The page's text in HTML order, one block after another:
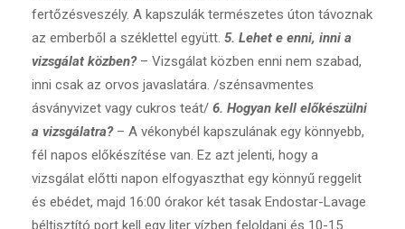
fertőzésveszély. A kapszulák természetes úton távoznak
az emberből a széklettel együtt. 5. Lehet e enni, inni a
vizsgálat közben?– Vizsgálat közben enni nem szabad,
inni csak az orvos javaslatára. /szénsavmentes
ásványvizet vagy cukros teát/ 6. Hogyan kell előkészülni
a vizsgálatra?– A vékonybél kapszulának egy könnyebb,
fél napos előkészítése van. Ez azt jelenti, hogy a
vizsgálat előtti napon elfogyaszthat egy könnyű reggelit
és ebédet, majd 16:00 órakor két tasak Endostar-Lavage
béltisztító port kell egy liter vízben feloldani és 10-15